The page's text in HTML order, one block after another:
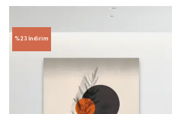
%23 İndirim